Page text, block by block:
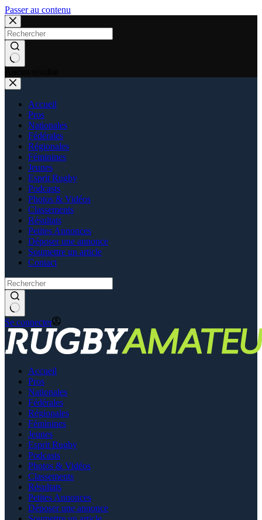
Passer au contenu
Accueil
Pros
Nationales
Fédérales
Régionales
Féminines
Jeunes
Esprit Rugby
Podcasts
Photos & Vidéos
Classements
Résultats
Petites Annonces
Déposer une annonce
Soumettre un article
Contact
Se connecter
Accueil
Pros
Nationales
Fédérales
Régionales
Féminines
Jeunes
Esprit Rugby
Podcasts
Photos & Vidéos
Classements
Résultats
Petites Annonces
Déposer une annonce